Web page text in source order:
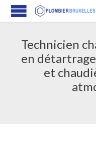
Technicien
en
et